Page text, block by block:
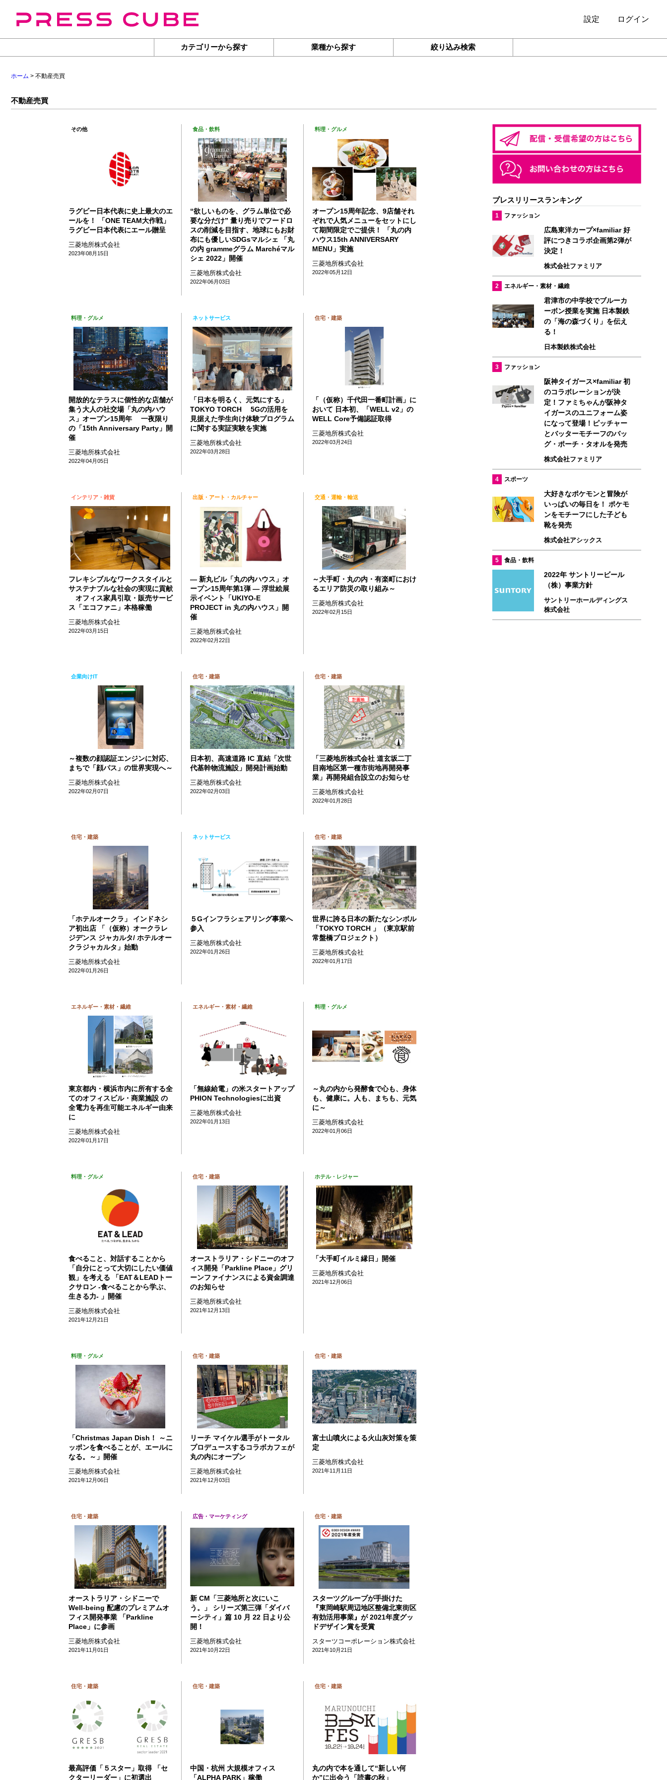
設定 ログイン
カテゴリーから探す 業種から探す 絞り込み検索
ホーム > 不動産売買
不動産売買
その他
ラグビー日本代表に史上最大のエ
ールを！ 「ONE TEAM大作戦」
ラグビー日本代表にエール贈呈
三菱地所株式会社
2023年08月15日
食品・飲料
“欲しいものを、グラム単位で必
要な分だけ” 量り売りでフードロ
スの削減を目指す、地球にもお財
布にも優しいSDGsマルシェ 「丸
の内 grammeグラム Marchéマル
シェ 2022」開催
三菱地所株式会社
2022年06月03日
料理・グルメ
オープン15周年記念、9店舗それ
ぞれで人気メニューをセットにし
て期間限定でご提供！ 「丸の内
ハウス15th ANNIVERSARY
MENU」実施
三菱地所株式会社
2022年05月12日
料理・グルメ
開放的なテラスに個性的な店舗が
集う大人の社交場「丸の内ハウ
ス」オープン15周年 一夜限り
の「15th Anniversary Party」開
催
三菱地所株式会社
2022年04月05日
ネットサービス
「日本を明るく、元気にする」
TOKYO TORCH 5Gの活用を
見据えた学生向け体験プログラム
に関する実証実験を実施
三菱地所株式会社
2022年03月28日
住宅・建築
「（仮称）千代田一番町計画」に
おいて 日本初、「WELL v2」の
WELL Core予備認証取得
三菱地所株式会社
2022年03月24日
インテリア・雑貨
フレキシブルなワークスタイルと
サステナブルな社会の実現に貢献
オフィス家具引取・販売サービ
ス「エコファニ」本格稼働
三菱地所株式会社
2022年03月15日
出版・アート・カルチャー
― 新丸ビル「丸の内ハウス」オ
ープン15周年第1弾 ― 浮世絵展
示イベント「UKIYO-E
PROJECT in 丸の内ハウス」開
催
三菱地所株式会社
2022年02月22日
交通・運輸・輸送
～大手町・丸の内・有楽町におけ
るエリア防災の取り組み～
三菱地所株式会社
2022年02月15日
企業向けIT
～複数の顔認証エンジンに対応、
まちで「顔パス」の世界実現へ～
三菱地所株式会社
2022年02月07日
住宅・建築
日本初、高速道路 IC 直結「次世
代基幹物流施設」開発計画始動
三菱地所株式会社
2022年02月03日
住宅・建築
「三菱地所株式会社 道玄坂二丁
目南地区第一種市街地再開発事
業」再開発組合設立のお知らせ
三菱地所株式会社
2022年01月28日
住宅・建築
「ホテルオークラ」 インドネシ
ア初出店 「（仮称）オークラレ
ジデンス ジャカルタ/ ホテルオー
クラジャカルタ」始動
三菱地所株式会社
2022年01月26日
ネットサービス
５Gインフラシェアリング事業へ
参入
三菱地所株式会社
2022年01月26日
住宅・建築
世界に誇る日本の新たなシンボル
「TOKYO TORCH 」（東京駅前
常盤橋プロジェクト）
三菱地所株式会社
2022年01月17日
エネルギー・素材・繊維
東京都内・横浜市内に所有する全
てのオフィスビル・商業施設 の
全電力を再生可能エネルギー由来
に
三菱地所株式会社
2022年01月17日
エネルギー・素材・繊維
「無線給電」の米スタートアップ
PHION Technologiesに出資
三菱地所株式会社
2022年01月13日
料理・グルメ
～丸の内から発酵食で心も、身体
も、健康に。人も、まちも、元気
に～
三菱地所株式会社
2022年01月06日
料理・グルメ
食べること、対話することから
「自分にとって大切にしたい価値
観」を考える 「EAT＆LEADトー
クサロン -食べることから学ぶ、
生きる力- 」開催
三菱地所株式会社
2021年12月21日
住宅・建築
オーストラリア・シドニーのオフ
ィス開発「Parkline Place」グリ
ーンファイナンスによる資金調達
のお知らせ
三菱地所株式会社
2021年12月13日
ホテル・レジャー
「大手町イルミ縁日」開催
三菱地所株式会社
2021年12月06日
料理・グルメ
「Christmas Japan Dish！ ～ニ
ッポンを食べることが、エールに
なる。～」開催
三菱地所株式会社
2021年12月06日
住宅・建築
リーチ マイケル選手がトータル
プロデュースするコラボカフェが
丸の内にオープン
三菱地所株式会社
2021年12月03日
住宅・建築
富士山噴火による火山灰対策を策
定
三菱地所株式会社
2021年11月11日
住宅・建築
オーストラリア・シドニーで
Well-being 配慮のプレミアムオ
フィス開発事業 「Parkline
Place」に参画
三菱地所株式会社
2021年11月01日
広告・マーケティング
新 CM「三菱地所と次にいこ
う。」 シリーズ第三弾「ダイバ
ーシティ」篇 10 月 22 日より公
開！
三菱地所株式会社
2021年10月22日
住宅・建築
スターツグループが手掛けた
『東岡崎駅周辺地区整備北東街区
有効活用事業』が 2021年度グッ
ドデザイン賞を受賞
スターツコーポレーション株式会社
2021年10月21日
住宅・建築
最高評価「５スター」取得 「セ
クターリーダー」に初選出
住宅・建築
中国・杭州 大規模オフィス
「ALPHA PARK」稼働
住宅・建築
丸の内で本を通して“新しい何
か”に出会う「読書の秋」
プレスリリースランキング
1 ファッション
広島東洋カープ×familiar 好
評につきコラボ企画第2弾が
決定！
株式会社ファミリア
2 エネルギー・素材・繊維
君津市の中学校でブルーカ
ーボン授業を実施 日本製鉄
の「海の森づくり」を伝え
る！
日本製鉄株式会社
3 ファッション
阪神タイガース×familiar 初
のコラボレーションが決
定！ファミちゃんが阪神タ
イガースのユニフォーム姿
になって登場！ピッチャー
とバッターモチーフのバッ
グ・ポーチ・タオルを発売
株式会社ファミリア
4 スポーツ
大好きなポケモンと冒険が
いっぱいの毎日を！ ポケモ
ンをモチーフにした子ども
靴を発売
株式会社アシックス
5 食品・飲料
2022年 サントリービール
（株）事業方針
サントリーホールディングス
株式会社